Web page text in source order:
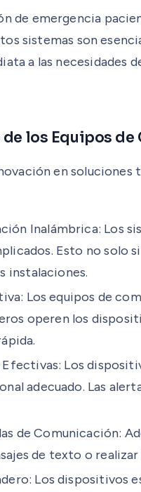
de emergencia
sistemas son
a las necesidades
los Equipos
en
Inalámbrica: Los
Esto no
instalaciones.
Los equipos de
operen los
Los
adecuado. Las
de Comunicación:
de texto o
Los dispositivos